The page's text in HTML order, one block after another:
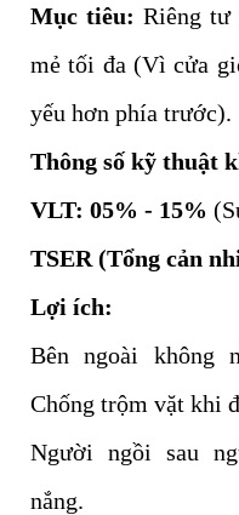
Mục tiêu: Riêng tư
mẻ tối đa (Vì cửa
yếu hơn phía trước).
Thông số kỹ thuật
VLT: 05% - 15%
TSER (Tổng cản
Lợi ích:
Bên ngoài không
Chống trộm vặt khi
Người ngồi sau
nắng.